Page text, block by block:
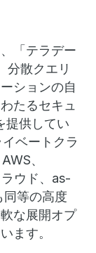
「テラデー
分散クエリ
ションの自
たるセキュ
提供してい
ベートクラ
、
ウド、as-
等の高度
な展開オプ
ます。